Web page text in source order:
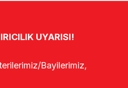
UYARISI!
Bayilerimiz,